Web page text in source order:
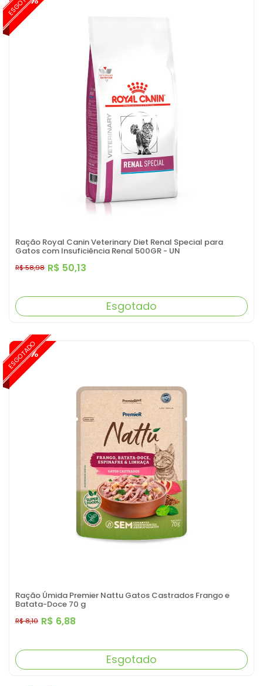
Ração Royal Canin Veterinary Diet Renal Special para
Gatos com Insuficiência Renal 500GR - UN
R$ 50,13
R$ 58,98
Esgotado
ESGOTADO
Ração Úmida Premier Nattu Gatos Castrados Frango e
Batata-Doce 70 g
R$ 6,88
R$ 8,10
-15%
Esgotado